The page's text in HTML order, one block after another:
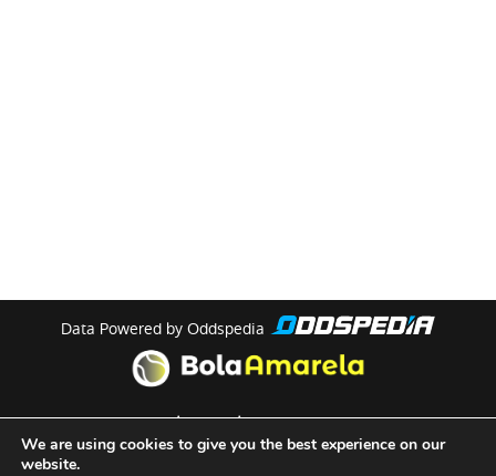
Data Powered by Oddspedia
theme bymeow
We are using cookies to give you the best experience on our
website.